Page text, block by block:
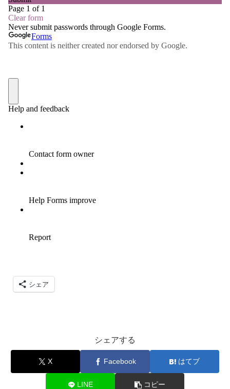
シェア
シェアする
X Facebook はてブ
LINE コピー